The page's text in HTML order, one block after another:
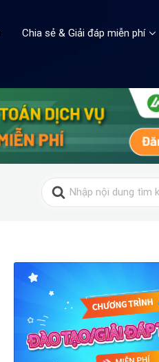
Chia sẻ & Giải đáp miễn phí
Search
for: